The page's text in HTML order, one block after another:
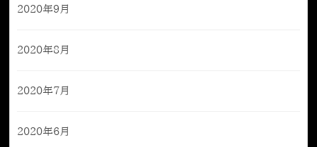
2020年9月
2020年8月
2020年7月
2020年6月